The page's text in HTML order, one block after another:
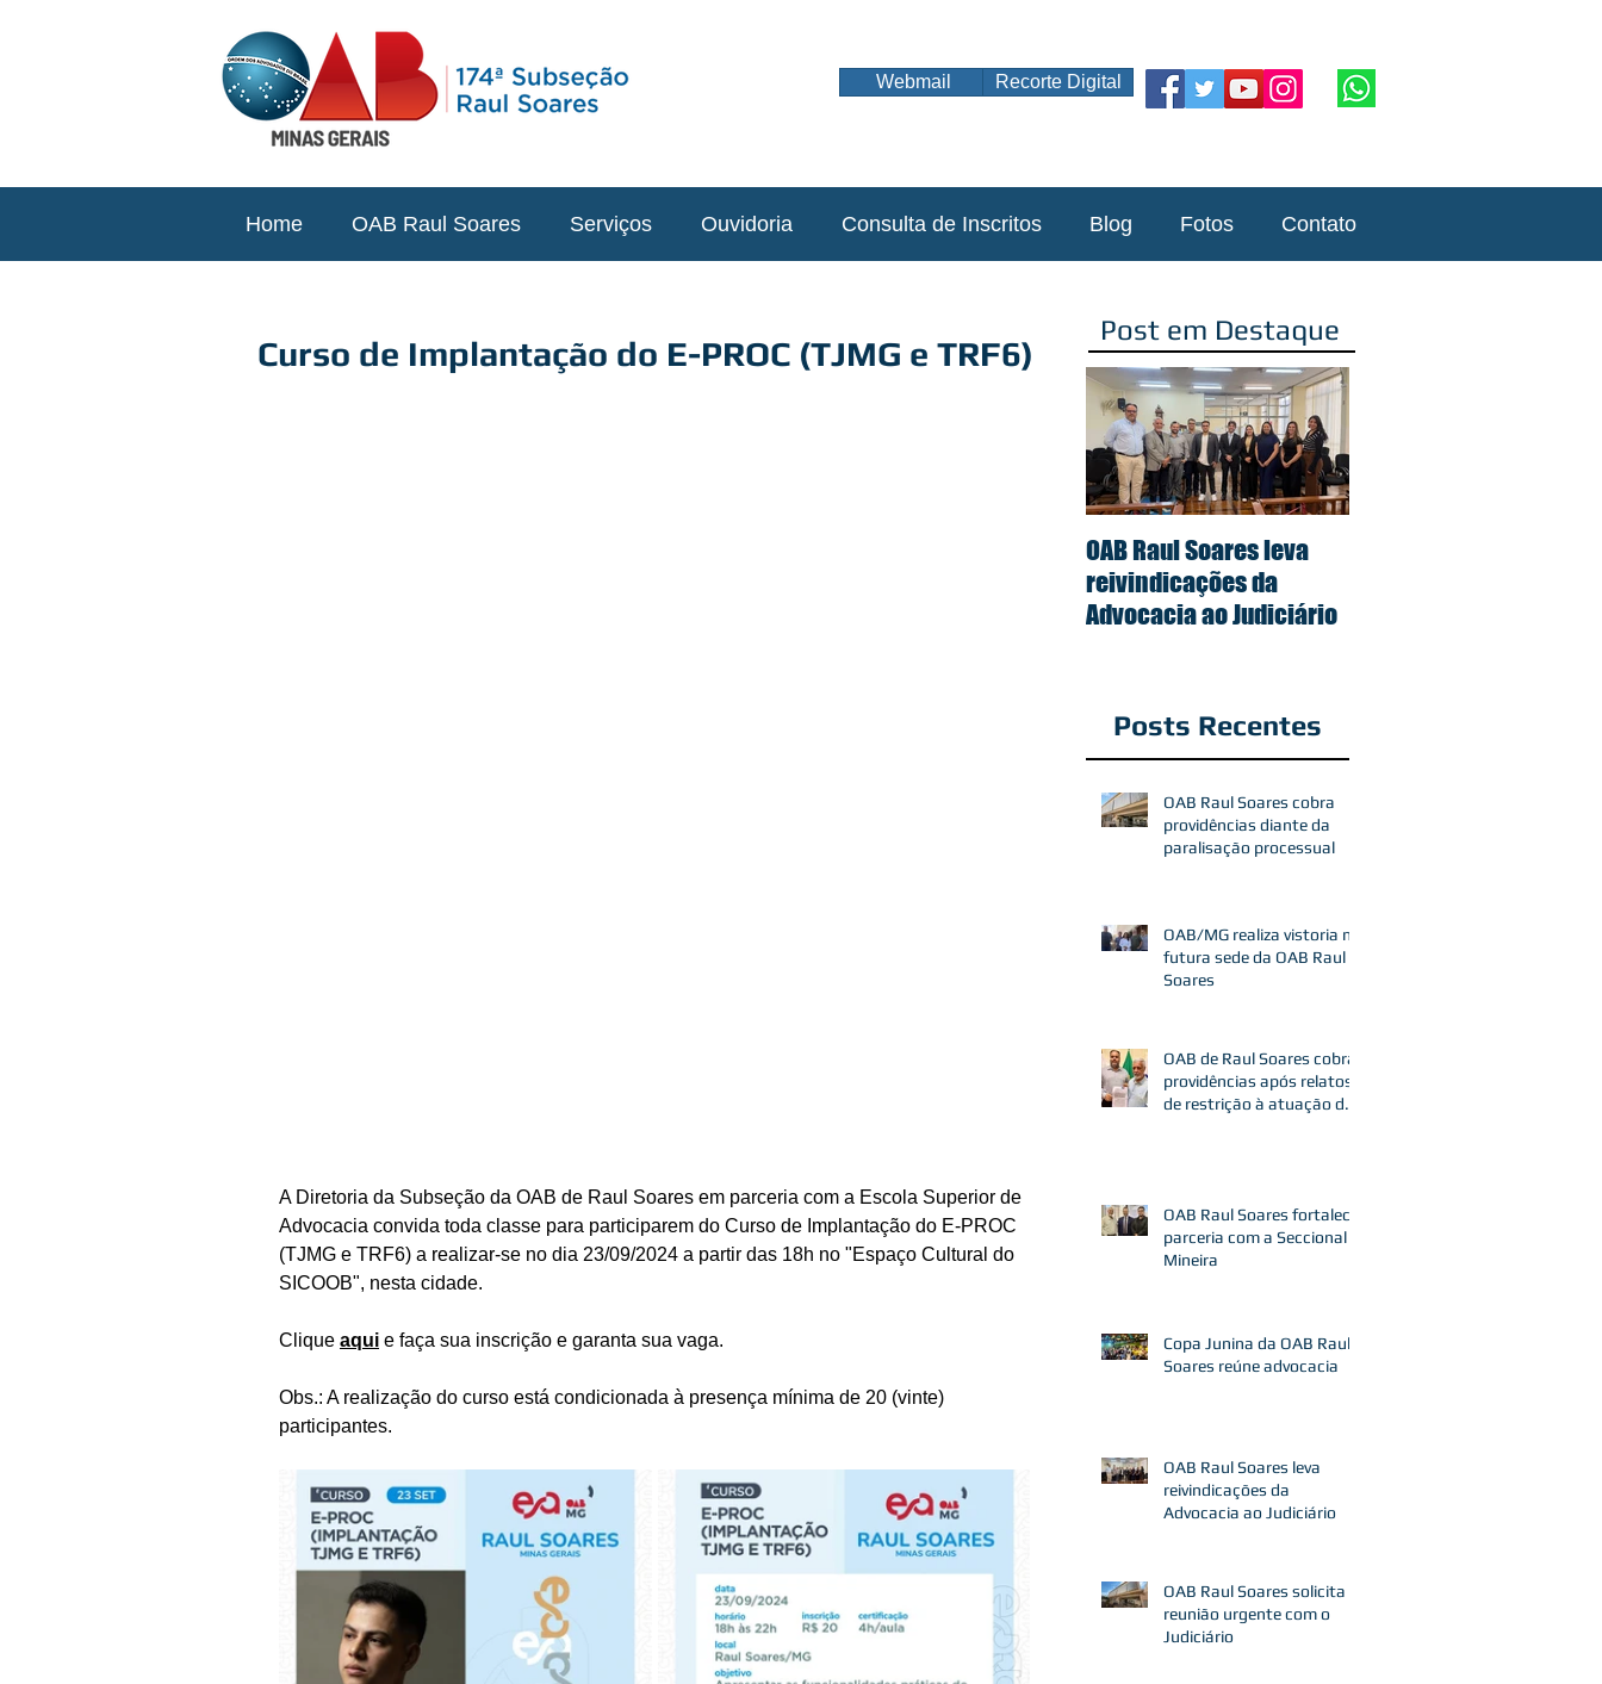
Webmail Recorte Digital
Home OAB Raul Soares Serviços Ouvidoria Consulta de Inscritos Blog Fotos Contato
Curso de Implantação do E-PROC (TJMG e TRF6)
A Diretoria da Subseção da OAB de Raul Soares em parceria com a Escola Superior de
Advocacia convida toda classe para participarem do Curso de Implantação do E-PROC
(TJMG e TRF6) a realizar-se no dia 23/09/2024 a partir das 18h no "Espaço Cultural do
SICOOB", nesta cidade.
Clique aqui e faça sua inscrição e garanta sua vaga.
Obs.: A realização do curso está condicionada à presença mínima de 20 (vinte)
participantes.
Post em Destaque
OAB Raul Soares leva
reivindicações da
Advocacia ao Judiciário
Posts Recentes
OAB Raul Soares cobra
providências diante da
paralisação processual
OAB/MG realiza vistoria na
futura sede da OAB Raul
Soares
OAB de Raul Soares cobra
providências após relatos
de restrição à atuação de
OAB Raul Soares fortalece
parceria com a Seccional
Mineira
Copa Junina da OAB Raul
Soares reúne advocacia
OAB Raul Soares leva
reivindicações da
Advocacia ao Judiciário
OAB Raul Soares solicita
reunião urgente com o
Judiciário